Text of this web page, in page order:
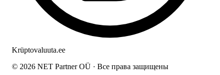
Krüptovaluuta.ee
© 2026 NET Partner OÜ · Все права защищены